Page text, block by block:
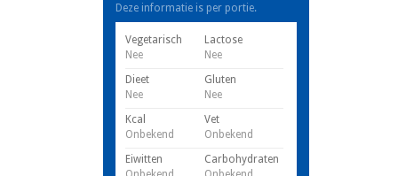
Deze informatie is per portie.
Vegetarisch
Nee
Lactose
Nee
Dieet
Nee
Gluten
Nee
Kcal
Onbekend
Vet
Onbekend
Eiwitten
Carbohydraten